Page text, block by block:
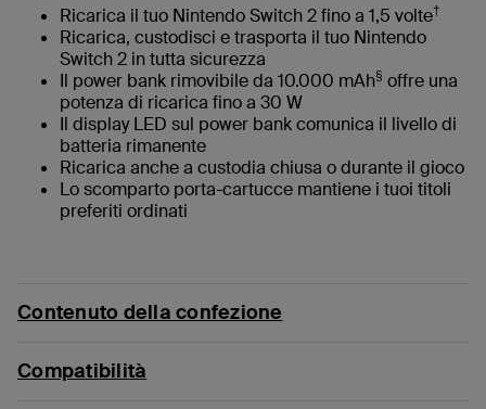
Ricarica il tuo Nintendo Switch 2 fino a 1,5 volte†
Ricarica, custodisci e trasporta il tuo Nintendo
Switch 2 in tutta sicurezza
Il power bank rimovibile da 10.000 mAh§ offre una
potenza di ricarica fino a 30 W
Il display LED sul power bank comunica il livello di
batteria rimanente
Ricarica anche a custodia chiusa o durante il gioco
Lo scomparto porta-cartucce mantiene i tuoi titoli
preferiti ordinati
Contenuto della confezione
Compatibilità